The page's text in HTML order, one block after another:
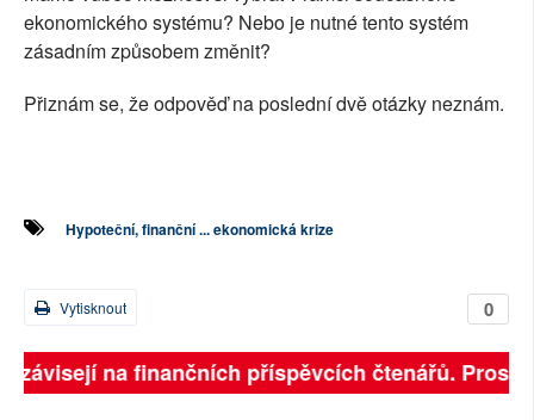
ekonomického systému? Nebo je nutné tento systém
zásadním způsobem změnit?
Přiznám se, že odpověď na poslední dvě otázky neznám.
Hypoteční, finanční ... ekonomická krize
0
Vytisknout
na finančních příspěvcích čtenářů.